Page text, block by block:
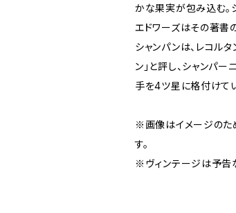
かな果実が包み込む。
エドワーズはその著書
シャンパンは、レコル
ン」と評し、シャンパ
手を4ツ星に格付けて
※画像はイメージのた
す。
※ヴィンテージは予告